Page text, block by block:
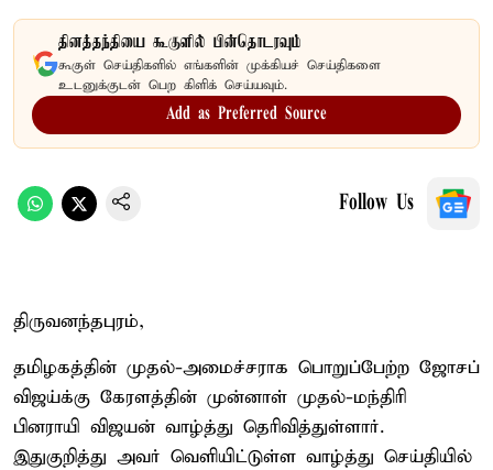
தினத்தந்தியை கூகுளில் பின்தொடரவும்
கூகுள் செய்திகளில் எங்களின் முக்கியச் செய்திகளை
உடனுக்குடன் பெற கிளிக் செய்யவும்.
Add as Preferred Source
Follow Us
திருவனந்தபுரம்,
தமிழகத்தின் முதல்-அமைச்சராக பொறுப்பேற்ற ஜோசப்
விஜய்க்கு கேரளத்தின் முன்னாள் முதல்-மந்திரி
பினராயி விஜயன் வாழ்த்து தெரிவித்துள்ளார்.
இதுகுறித்து அவர் வெளியிட்டுள்ள வாழ்த்து செய்தியில்